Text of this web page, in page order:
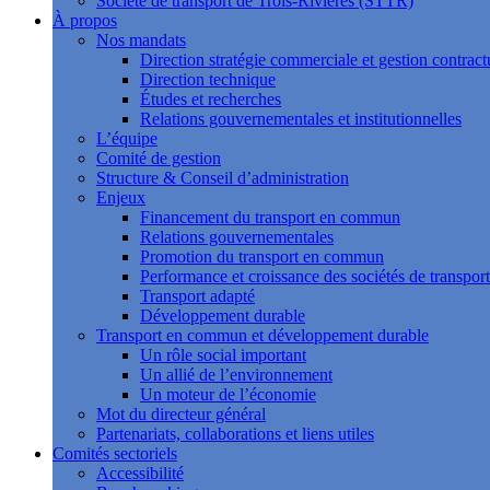
À propos
Nos mandats
Direction stratégie commerciale et gestion
Direction technique
Études et recherches
Relations gouvernementales et institutionnelles
L’équipe
Comité de gestion
Structure & Conseil d’administration
Enjeux
Financement du transport en commun
Relations gouvernementales
Promotion du transport en commun
Performance et croissance des sociétés de transport
Transport adapté
Développement durable
Transport en commun et développement durable
Un rôle social important
Un allié de l’environnement
Un moteur de l’économie
Mot du directeur général
Partenariats, collaborations et liens utiles
Comités sectoriels
Accessibilité